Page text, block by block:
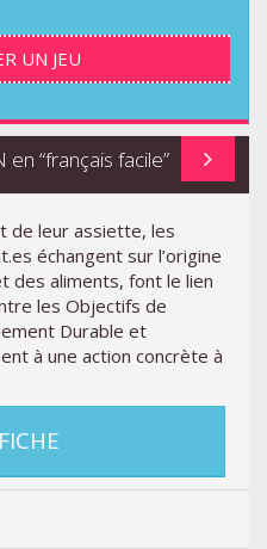
UN JEU
“français facile”
de leur assiette, les
échangent sur l’origine
des aliments, font le lien
les Objectifs de
Durable et
à une action concrète à